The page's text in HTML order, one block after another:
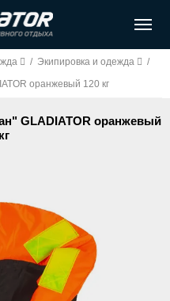
/ Экипировка и одежда
/
оранжевый 120 кг
GLADIATOR оранжевый